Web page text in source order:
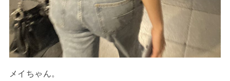
メイちゃん。